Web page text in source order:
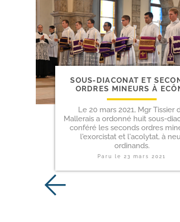
SOUS-​DIACONAT ET
ORDRES MINEURS À
Le 20 mars 2021, Mgr Tissier
Mallerais a ordonné huit sous-
conféré les seconds ordres
l'exorcistat et l'acolytat, à
ordinands.
Paru le23 mars 2021